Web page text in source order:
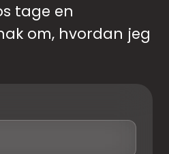
tage en
om, hvordan jeg